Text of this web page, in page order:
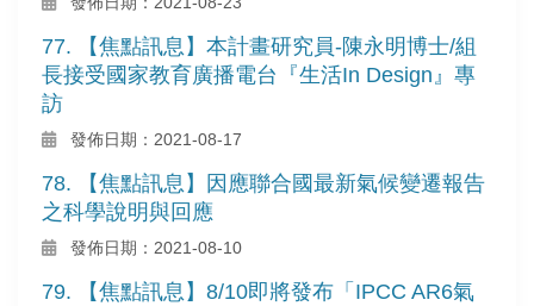
77. 【焦點訊息】本計畫研究員-陳永明博士/組
長接受國家教育廣播電台『生活In Design』專
訪
發佈日期：2021-08-17
78. 【焦點訊息】因應聯合國最新氣候變遷報告
之科學說明與回應
發佈日期：2021-08-10
79. 【焦點訊息】8/10即將發布「IPCC AR6氣